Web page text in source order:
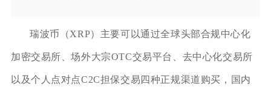
瑞波币（XRP）主要可以通过全球头部合规中心化
加密交易所、场外大宗OTC交易平台、去中心化交易所
以及个人点对点C2C担保交易四种正规渠道购买，国内